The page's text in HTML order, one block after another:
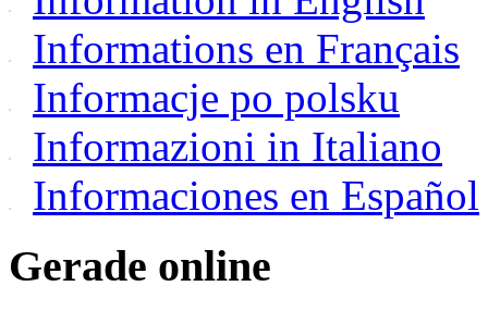
Informations en Français
Informacje po polsku
Informazioni in Italiano
Informaciones en Español
Gerade online